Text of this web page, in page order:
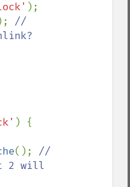
);
//
) {
(); //
2 will